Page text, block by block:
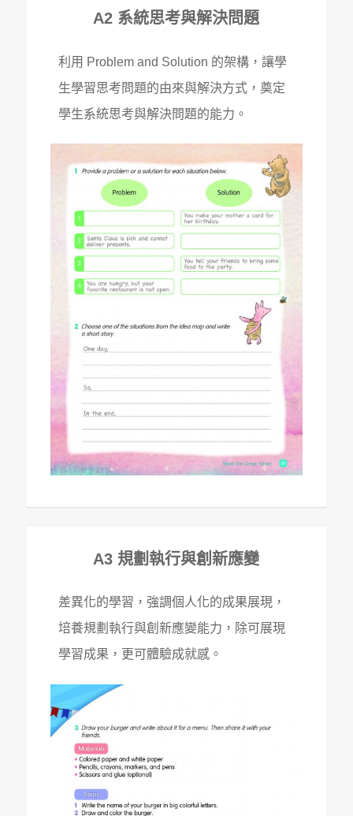
A2 系統思考與解決問題
利用 Problem and Solution 的架構，讓學
生學習思考問題的由來與解決方式，奠定
學生系統思考與解決問題的能力。
A3 規劃執行與創新應變
差異化的學習，強調個人化的成果展現，
培養規劃執行與創新應變能力，除可展現
學習成果，更可體驗成就感。